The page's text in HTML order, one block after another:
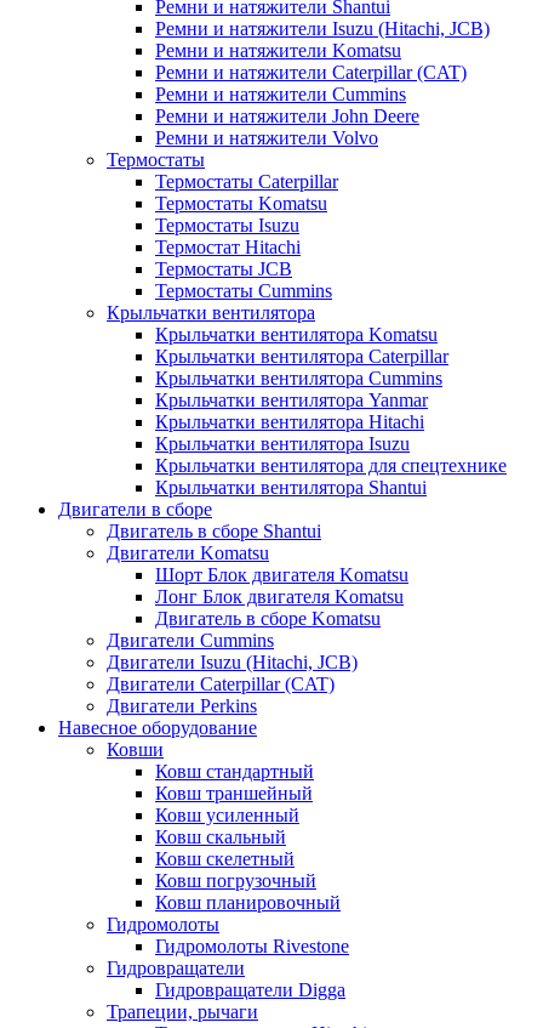
Ремни и натяжители Shantui
Ремни и натяжители Isuzu (Hitachi, JCB)
Ремни и натяжители Komatsu
Ремни и натяжители Caterpillar (CAT)
Ремни и натяжители Cummins
Ремни и натяжители John Deere
Ремни и натяжители Volvo
Термостаты
Термостаты Caterpillar
Термостаты Komatsu
Термостаты Isuzu
Термостат Hitachi
Термостаты JCB
Термостаты Cummins
Крыльчатки вентилятора
Крыльчатки вентилятора Komatsu
Крыльчатки вентилятора Caterpillar
Крыльчатки вентилятора Cummins
Крыльчатки вентилятора Yanmar
Крыльчатки вентилятора Hitachi
Крыльчатки вентилятора Isuzu
Крыльчатки вентилятора для спецтехнике
Крыльчатки вентилятора Shantui
Двигатели в сборе
Двигатель в сборе Shantui
Двигатели Komatsu
Шорт Блок двигателя Komatsu
Лонг Блок двигателя Komatsu
Двигатель в сборе Komatsu
Двигатели Cummins
Двигатели Isuzu (Hitachi, JCB)
Двигатели Caterpillar (CAT)
Двигатели Perkins
Навесное оборудование
Ковши
Ковш стандартный
Ковш траншейный
Ковш усиленный
Ковш скальный
Ковш скелетный
Ковш погрузочный
Ковш планировочный
Гидромолоты
Гидромолоты Rivestone
Гидровращатели
Гидровращатели Digga
Трапеции, рычаги